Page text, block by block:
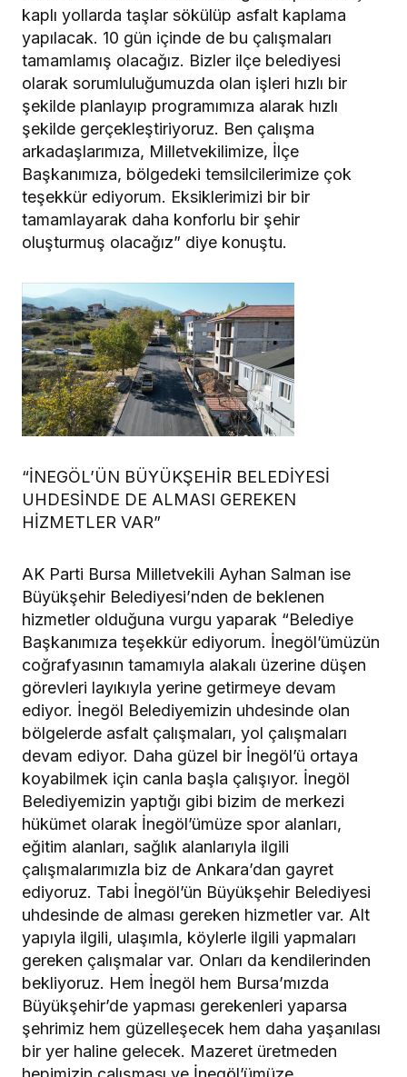
kaplı yollarda taşlar sökülüp asfalt kaplama
yapılacak. 10 gün içinde de bu çalışmaları
tamamlamış olacağız. Bizler ilçe belediyesi
olarak sorumluluğumuzda olan işleri hızlı bir
şekilde planlayıp programımıza alarak hızlı
şekilde gerçekleştiriyoruz. Ben çalışma
arkadaşlarımıza, Milletvekilimize, İlçe
Başkanımıza, bölgedeki temsilcilerimize çok
teşekkür ediyorum. Eksiklerimizi bir bir
tamamlayarak daha konforlu bir şehir
oluşturmuş olacağız” diye konuştu.
“İNEGÖL’ÜN BÜYÜKŞEHİR BELEDİYESİ
UHDESİNDE DE ALMASI GEREKEN
HİZMETLER VAR”
AK Parti Bursa Milletvekili Ayhan Salman ise
Büyükşehir Belediyesi’nden de beklenen
hizmetler olduğuna vurgu yaparak “Belediye
Başkanımıza teşekkür ediyorum. İnegöl’ümüzün
coğrafyasının tamamıyla alakalı üzerine düşen
görevleri layıkıyla yerine getirmeye devam
ediyor. İnegöl Belediyemizin uhdesinde olan
bölgelerde asfalt çalışmaları, yol çalışmaları
devam ediyor. Daha güzel bir İnegöl’ü ortaya
koyabilmek için canla başla çalışıyor. İnegöl
Belediyemizin yaptığı gibi bizim de merkezi
hükümet olarak İnegöl’ümüze spor alanları,
eğitim alanları, sağlık alanlarıyla ilgili
çalışmalarımızla biz de Ankara’dan gayret
ediyoruz. Tabi İnegöl’ün Büyükşehir Belediyesi
uhdesinde de alması gereken hizmetler var. Alt
yapıyla ilgili, ulaşımla, köylerle ilgili yapmaları
gereken çalışmalar var. Onları da kendilerinden
bekliyoruz. Hem İnegöl hem Bursa’mızda
Büyükşehir’de yapması gerekenleri yaparsa
şehrimiz hem güzelleşecek hem daha yaşanılası
bir yer haline gelecek. Mazeret üretmeden